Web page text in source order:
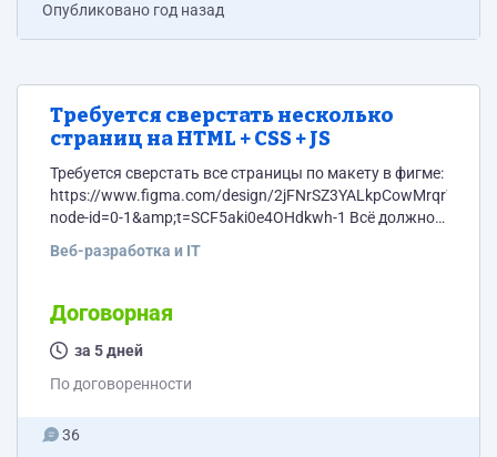
Опубликовано год назад
Требуется сверстать несколько
страниц на HTML + CSS + JS
Требуется сверстать все страницы по макету в фигме:
https://www.figma.com/design/2jFNrSZ3YALkpCowMrqrY4/
node-id=0-1&amp;t=SCF5aki0e4OHdkwh-1 Всё должно
Вёрстка только на html + css + js. По срокам нужно
тем лучше.
Веб-разработка и IT
Договорная
за 5 дней
По договоренности
36